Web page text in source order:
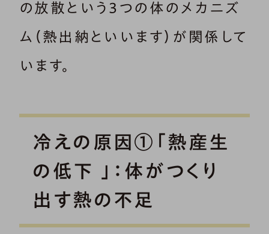
の放散という3つの体のメカニズ
ム（熱出納といいます）が関係して
います。
冷えの原因①「熱産生
の低下 」：体がつくり
出す熱の不足